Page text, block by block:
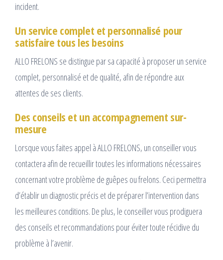
incident.
Un service complet et personnalisé pour
satisfaire tous les besoins
ALLO FRELONS se distingue par sa capacité à proposer un service
complet, personnalisé et de qualité, afin de répondre aux
attentes de ses clients.
Des conseils et un accompagnement sur-
mesure
Lorsque vous faites appel à ALLO FRELONS, un conseiller vous
contactera afin de recueillir toutes les informations nécessaires
concernant votre problème de guêpes ou frelons. Ceci permettra
d’établir un diagnostic précis et de préparer l’intervention dans
les meilleures conditions. De plus, le conseiller vous prodiguera
des conseils et recommandations pour éviter toute récidive du
problème à l’avenir.